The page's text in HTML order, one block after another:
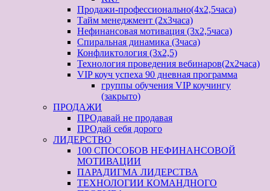
Продажи-профессионально(4х2,5часа)
Тайм менеджмент (2х3часа)
Нефинансовая мотивация (3х2,5часа)
Спиральная динамика (3часа)
Конфликтология (3х2,5)
Технология проведения вебинаров(2х2часа)
VIP коуч успеха 90 дневная программа
группы обучения VIP коучингу
(закрыто)
ПРОДАЖИ
ПРОдавай не продавая
ПРОдай себя дорого
ЛИДЕРСТВО
100 СПОСОБОВ НЕФИНАНСОВОЙ
МОТИВАЦИИ
ПАРАДИГМА ЛИДЕРСТВА
ТЕХНОЛОГИИ КОМАНДНОГО